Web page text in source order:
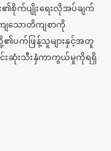
စိုက်ပျိုးရေးလိုအပ်ချက်
သောတိကျစာကို
ပက်ဖြန့်သူများနှင့်အတူ
င်းဆုံးသီးနှံကာကွယ်မှုကိုရရှိ